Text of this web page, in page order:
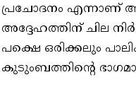
പ്രചോദനം എന്നാണ്
അദ്ദേഹത്തിന് ചില
പക്ഷെ ഒരിക്കലും
കുടുംബത്തിന്റെ